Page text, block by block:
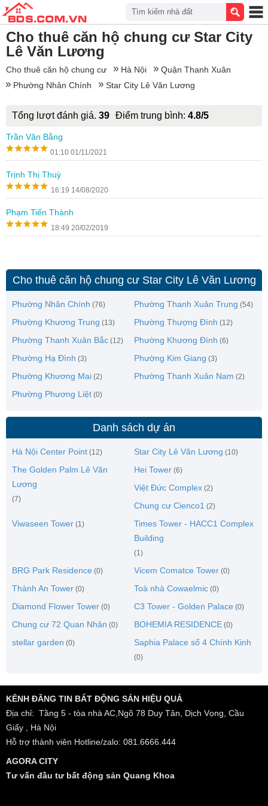
Cho thuê căn hộ chung cư Star City
Lê Văn Lương
Cho thuê căn hộ chung cư Hà Nội
Quận Thanh Xuân
Phường Nhân Chính
Star City Lê Văn Lương
Tổng lượt đánh giá. 39 Điểm trung bình: 4.8/5
Trần Văn Bằng
01:10 01/11/2021
Trịnh Thị Thuỳ
16:19 14/08/2020
Phạm Tiến Thành
18:49 20/02/2019
Cho thuê căn hộ chung cư Star City Lê Văn Lương
Phường Nhân Chính (76) Phường Thanh Xuân Trung (54)
Phường Khương Trung (13) Phường Thượng Đình (12)
Phường Thanh Xuân Bắc (12) Phường Khương Đình (6)
Phường Hạ Đình (3) Phường Kim Giang (3)
Phường Khương Mai (2) Phường Thanh Xuân Nam (2)
Phường Phương Liệt (0)
Danh sách dự án
Hà Nội Center Point (12) Star City Lê Văn Lương (10)
The Golden Palm Lê Văn
Lương
(7)
Hei Tower (6)
Việt Đức Complex (2)
Chung cư Cienco1 (2)
Viwaseen Tower (1)
Times Tower - HACC1 Complex
Building
(1)
BRG Park Residence (0) Vicem Comatce Tower (0)
Thành An Tower (0) Toà nhà Cowaelmic (0)
Diamond Flower Tower (0) C3 Tower - Golden Palace (0)
Chung cư 72 Quan Nhân (0) BOHEMIA RESIDENCE (0)
stellar garden (0) Saphia Palace số 4 Chính Kinh
(0)
Tìm kiếm nhà đất
KÊNH ĐĂNG TIN BẤT ĐỘNG SẢN HIỆU QUẢ
Địa chỉ: Tầng 5 - tòa nhà AC,Ngõ 78 Duy Tân, Dịch Vọng, Cầu
Giấy , Hà Nội
Hỗ trợ thành viên Hotline/zalo: 081.6666.444
AGORA CITY
Tư vấn đầu tư bất động sản Quang Khoa